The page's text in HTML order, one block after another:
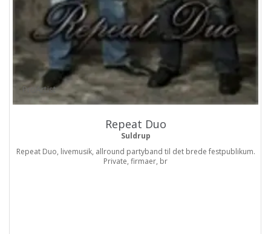
ProArtist
Repeat Duo
Suldrup
Repeat Duo, livemusik, allround partyband til det brede festpublikum.
Private, firmaer, br